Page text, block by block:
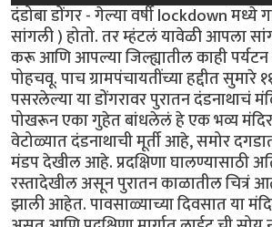
दंडोबा डोंगर - गेल्या वर्षी lockdown मध्ये
सांगली ) होतो. तर म्हंटलं यावेळी आपला
करू आणि आपल्या जिल्ह्यातील काही
पोहचवू. पाच ग्रामपंचायतींच्या हद्दीत सुमारे
पसरलेल्या या डोंगरावर पुरातन दंडनाथाचं
पोखरून एका गुहेत बांधलेलं हे एक भव्य
वेटोळ्यात दंडनाथाची मूर्ती आहे, समोर
मंडप देखील आहे. प्रदक्षिणा घालण्यासाठी
रस्तादेखील असून पुरातन काळातील चित्रं
झाली आहेत. पावसाळ्याच्या दिवसात या